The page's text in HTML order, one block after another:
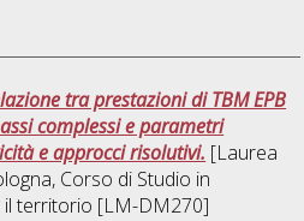
tra prestazioni di TBM EPB
complessi e parametri
e approcci risolutivi. [Laurea
Corso di Studio in
il territorio [LM-DM270]